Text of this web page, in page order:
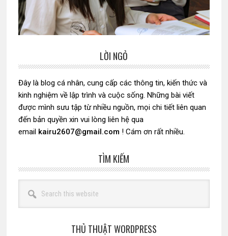
chính
LỜI NGỎ
Đây là blog cá nhân, cung cấp các thông tin, kiến thức và
kinh nghiệm về lập trình và cuộc sống. Những bài viết
được mình sưu tập từ nhiều nguồn, mọi chi tiết liên quan
đến bản quyền xin vui lòng liên hệ qua
email kairu2607@gmail.com ! Cám ơn rất nhiều.
TÌM KIẾM
this
website
THỦ THUẬT WORDPRESS